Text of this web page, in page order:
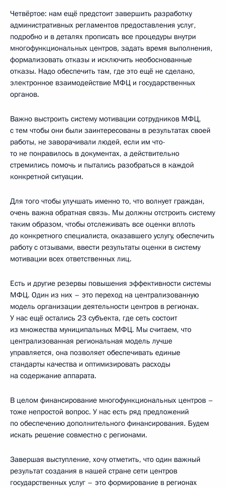
Четвёртое: нам ещё предстоит завершить разработку
административных регламентов предоставления услуг,
подробно и в деталях прописать все процедуры внутри
многофункциональных центров, задать время выполнения,
формализовать отказы и исключить необоснованные
отказы. Надо обеспечить там, где это ещё не сделано,
электронное взаимодействие МФЦ и государственных
органов.
Важно выстроить систему мотивации сотрудников МФЦ,
с тем чтобы они были заинтересованы в результатах своей
работы, не заворачивали людей, если им что-
то не понравилось в документах, а действительно
стремились помочь и пытались разобраться в каждой
конкретной ситуации.
Для того чтобы улучшать именно то, что волнует граждан,
очень важна обратная связь. Мы должны отстроить систему
таким образом, чтобы отслеживать все оценки вплоть
до конкретного специалиста, оказавшего услугу, обеспечить
работу с отзывами, ввести результаты оценки в систему
мотивации всех ответственных лиц.
Есть и другие резервы повышения эффективности системы
МФЦ. Один из них – это переход на централизованную
модель организации деятельности центров в регионах.
У нас ещё остались 23 субъекта, где сеть состоит
из множества муниципальных МФЦ. Мы считаем, что
централизованная региональная модель лучше
управляется, она позволяет обеспечивать единые
стандарты качества и оптимизировать расходы
на содержание аппарата.
В целом финансирование многофункциональных центров –
тоже непростой вопрос. У нас есть ряд предложений
по обеспечению дополнительного финансирования. Будем
искать решение совместно с регионами.
Завершая выступление, хочу отметить, что один важный
результат создания в нашей стране сети центров
государственных услуг – это формирование в регионах